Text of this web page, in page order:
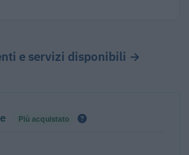
e servizi disponibili →
Più acquistato